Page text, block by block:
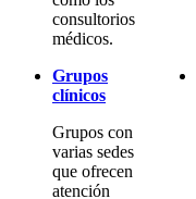
consultorios
médicos.
Grupos
clínicos
Grupos con
varias sedes
que ofrecen
atención